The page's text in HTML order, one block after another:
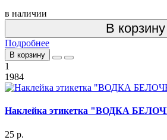
в наличии
В корзину
Подробнее
В корзину
1
1984
Наклейка этикетка "ВОДКА
25 р.